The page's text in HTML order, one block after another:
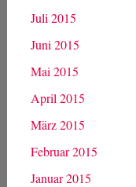
Juli 2015
Juni 2015
Mai 2015
April 2015
März 2015
Februar 2015
Januar 2015